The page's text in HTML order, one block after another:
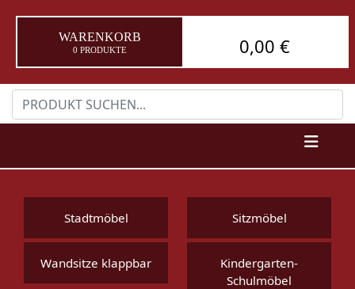
WARENKORB
0 PRODUKTE 0,00 €
Stadtmöbel Sitzmöbel
Wandsitze klappbar
Kindergarten-
Schulmöbel